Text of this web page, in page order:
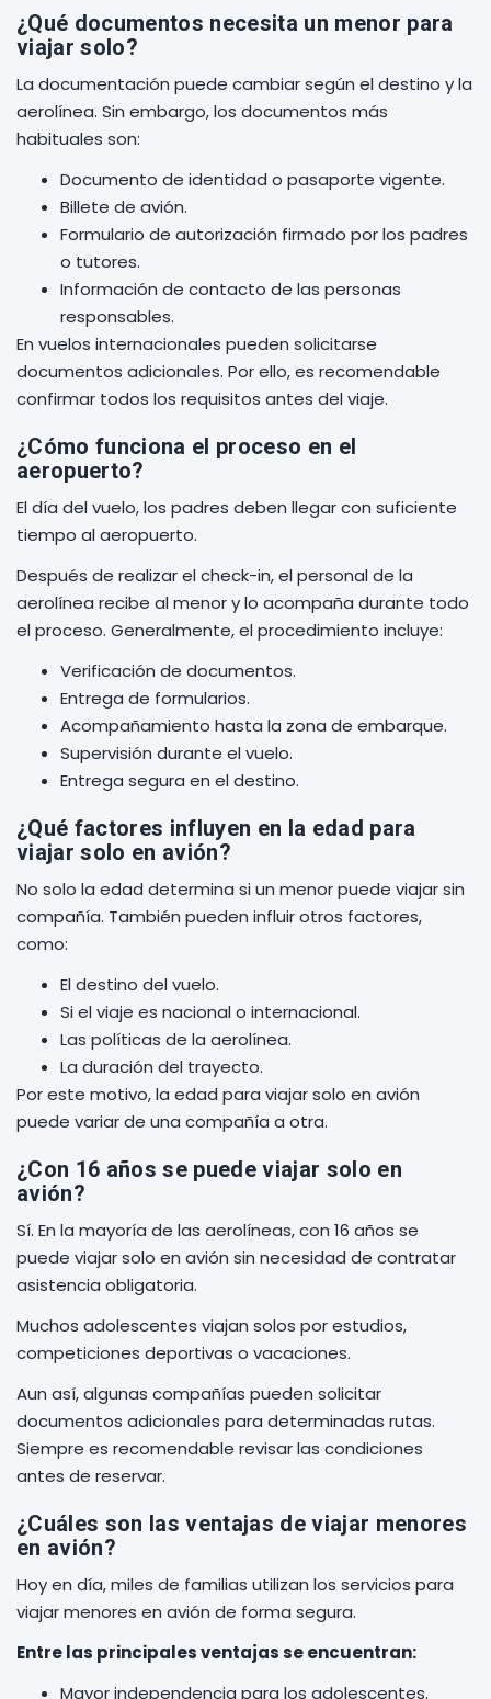
¿Qué documentos necesita un menor para
viajar solo?
La documentación puede cambiar según el destino y la
aerolínea. Sin embargo, los documentos más
habituales son:
Documento de identidad o pasaporte vigente.
Billete de avión.
Formulario de autorización firmado por los padres
o tutores.
Información de contacto de las personas
responsables.
En vuelos internacionales pueden solicitarse
documentos adicionales. Por ello, es recomendable
confirmar todos los requisitos antes del viaje.
¿Cómo funciona el proceso en el
aeropuerto?
El día del vuelo, los padres deben llegar con suficiente
tiempo al aeropuerto.
Después de realizar el check-in, el personal de la
aerolínea recibe al menor y lo acompaña durante todo
el proceso. Generalmente, el procedimiento incluye:
Verificación de documentos.
Entrega de formularios.
Acompañamiento hasta la zona de embarque.
Supervisión durante el vuelo.
Entrega segura en el destino.
¿Qué factores influyen en la edad para
viajar solo en avión?
No solo la edad determina si un menor puede viajar sin
compañía. También pueden influir otros factores,
como:
El destino del vuelo.
Si el viaje es nacional o internacional.
Las políticas de la aerolínea.
La duración del trayecto.
Por este motivo, la edad para viajar solo en avión
puede variar de una compañía a otra.
¿Con 16 años se puede viajar solo en
avión?
Sí. En la mayoría de las aerolíneas, con 16 años se
puede viajar solo en avión sin necesidad de contratar
asistencia obligatoria.
Muchos adolescentes viajan solos por estudios,
competiciones deportivas o vacaciones.
Aun así, algunas compañías pueden solicitar
documentos adicionales para determinadas rutas.
Siempre es recomendable revisar las condiciones
antes de reservar.
¿Cuáles son las ventajas de viajar menores
en avión?
Hoy en día, miles de familias utilizan los servicios para
viajar menores en avión de forma segura.
Entre las principales ventajas se encuentran:
Mayor independencia para los adolescentes.